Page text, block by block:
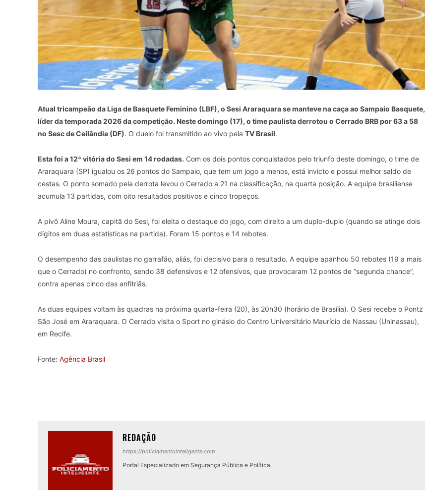
Atual tricampeão da Liga de Basquete Feminino (LBF), o Sesi Araraquara se manteve na caça ao Sampaio Basquete,
líder da temporada 2026 da competição. Neste domingo (17), o time paulista derrotou o Cerrado BRB por 63 a 58
no Sesc de Ceilândia (DF). O duelo foi transmitido ao vivo pela TV Brasil.
Esta foi a 12ª vitória do Sesi em 14 rodadas. Com os dois pontos conquistados pelo triunfo deste domingo, o time de
Araraquara (SP) igualou os 26 pontos do Sampaio, que tem um jogo a menos, está invicto e possui melhor saldo de
cestas. O ponto somado pela derrota levou o Cerrado a 21 na classificação, na quarta posição. A equipe brasiliense
acumula 13 partidas, com oito resultados positivos e cinco tropeços.
A pivô Aline Moura, capitã do Sesi, foi eleita o destaque do jogo, com direito a um duplo-duplo (quando se atinge dois
dígitos em duas estatísticas na partida). Foram 15 pontos e 14 rebotes.
O desempenho das paulistas no garrafão, aliás, foi decisivo para o resultado. A equipe apanhou 50 rebotes (19 a mais
que o Cerrado) no confronto, sendo 38 defensivos e 12 ofensivos, que provocaram 12 pontos de “segunda chance”,
contra apenas cinco das anfitriãs.
As duas equipes voltam às quadras na próxima quarta-feira (20), às 20h30 (horário de Brasília). O Sesi recebe o Pontz
São José em Araraquara. O Cerrado visita o Sport no ginásio do Centro Universitário Maurício de Nassau (Uninassau),
em Recife.
Fonte: Agência Brasil
REDAÇÃO
https://policiamentointeligente.com
Portal Especializado em Segurança Pública e Política.